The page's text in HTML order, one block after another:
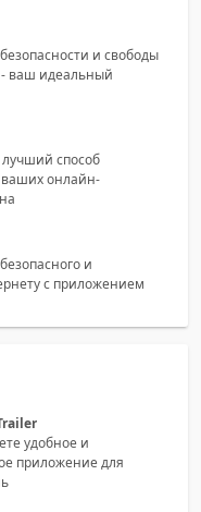
и свободы
- ваш идеальный
способ
ваших онлайн-
и
с приложением
удобное и
приложение для